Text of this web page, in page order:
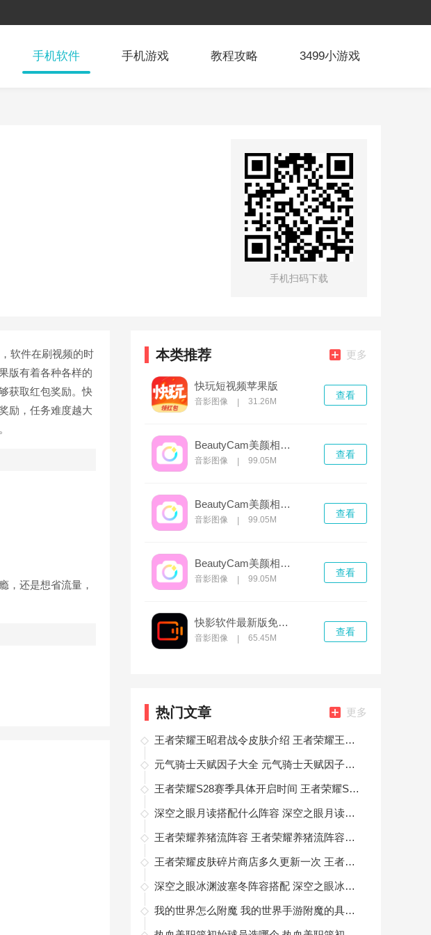
手机软件 手机游戏 教程攻略 3499小游戏
手机扫码下载
软件在刷视频的时
版有着各种各样的
获取红包奖励。快
励，任务难度越大
，还是想省流量，
本类推荐 更多
快玩短视频苹果版
音影图像 31.26M
查看
BeautyCam美颜相机app官方版
音影图像 99.05M
查看
BeautyCam美颜相机免费版
音影图像 99.05M
查看
BeautyCam美颜相机苹果版
音影图像 99.05M
查看
快影软件最新版免费下载
音影图像 65.45M
查看
热门文章 更多
王者荣耀王昭君战令皮肤介绍 王者荣耀王昭君战令皮肤一览
元气骑士天赋因子大全 元气骑士天赋因子都有哪些
王者荣耀S28赛季具体开启时间 王者荣耀S28具体玩法介绍
深空之眼月读搭配什么阵容 深空之眼月读强力阵容搭配
王者荣耀养猪流阵容 王者荣耀养猪流阵容相关介绍
王者荣耀皮肤碎片商店多久更新一次 王者荣耀皮肤碎片商店更新频率介绍
深空之眼冰渊波塞冬阵容搭配 深空之眼冰渊波塞冬怎么搭配阵容
我的世界怎么附魔 我的世界手游附魔的具体操作